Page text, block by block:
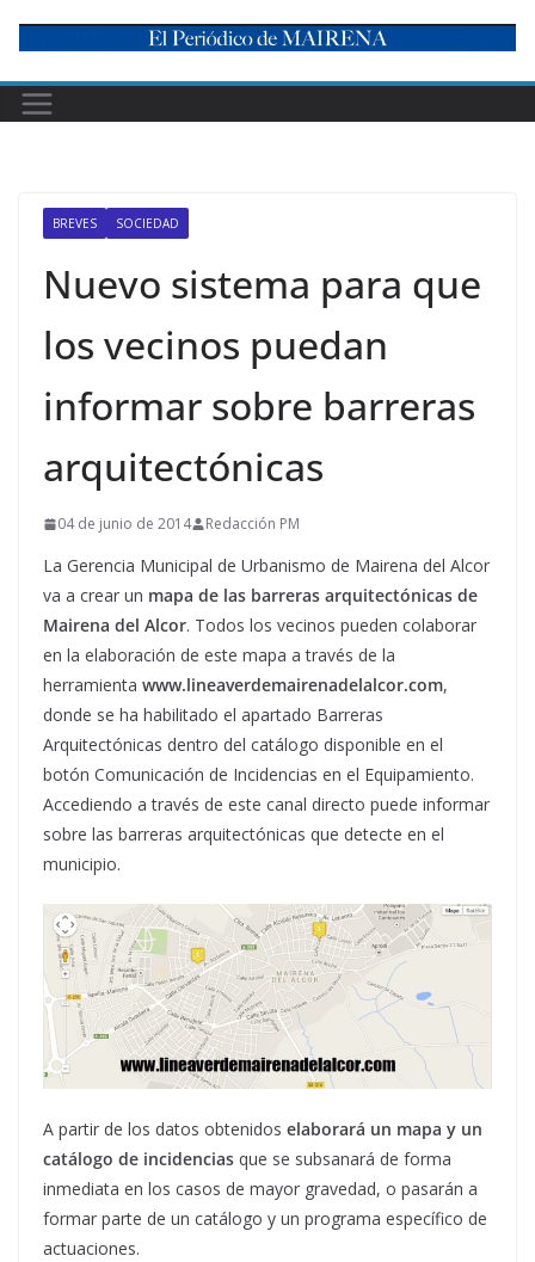
content
BREVES SOCIEDAD
Nuevo sistema para que
los vecinos puedan
informar sobre barreras
arquitectónicas
04 de junio de 2014 Redacción PM
La Gerencia Municipal de Urbanismo de Mairena del Alcor
va a crear un mapa de las barreras arquitectónicas de
Mairena del Alcor. Todos los vecinos pueden colaborar
en la elaboración de este mapa a través de la
herramienta www.lineaverdemairenadelalcor.com,
donde se ha habilitado el apartado Barreras
Arquitectónicas dentro del catálogo disponible en el
botón Comunicación de Incidencias en el Equipamiento.
Accediendo a través de este canal directo puede informar
sobre las barreras arquitectónicas que detecte en el
municipio.
A partir de los datos obtenidos elaborará un mapa y un
catálogo de incidencias que se subsanará de forma
inmediata en los casos de mayor gravedad, o pasarán a
formar parte de un catálogo y un programa específico de
actuaciones.